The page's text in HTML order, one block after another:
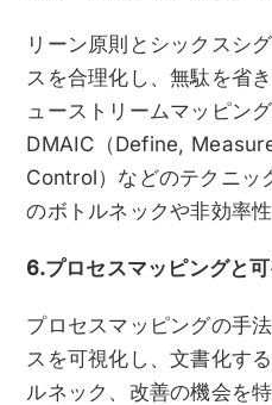
リーン原則とシックスシ
スを合理化し、無駄を省
ューストリームマッピン
DMAIC（Define,
Control）などのテクニッ
のボトルネックや非効率
6.プロセスマッピングと
プロセスマッピングの手
スを可視化し、文書化す
ルネック、改善の機会を